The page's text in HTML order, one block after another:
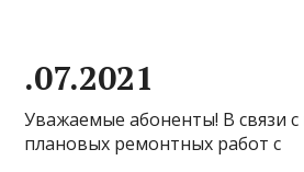
.07.2021
Уважаемые абоненты! В связи
плановых ремонтных работ с